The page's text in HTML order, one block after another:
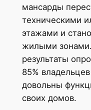
мансарды
техническими
этажами и
жилыми
результаты
85%
довольны
своих домов.